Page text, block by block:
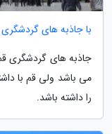
با جاذبه های
جاذبه های گردشگری
می باشد ولی قم با
را داشته باشد.